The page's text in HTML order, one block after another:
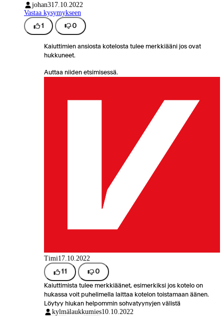
johan31 7.10.2022
Vastaa kysymykseen
1 0
Kaiuttimien ansiosta kotelosta tulee merkkiääni jos ovat
hukkuneet.
Auttaa niiden etsimisessä.
Timi17.10.2022
11 0
Kaiuttimista tulee merkkiäänet, esimerkiksi jos kotelo on
hukassa voit puhelimella laittaa kotelon toistamaan äänen.
Löytyy hiukan helpommin sohvatyynyjen välistä
kylmälaukkumies10.10.2022